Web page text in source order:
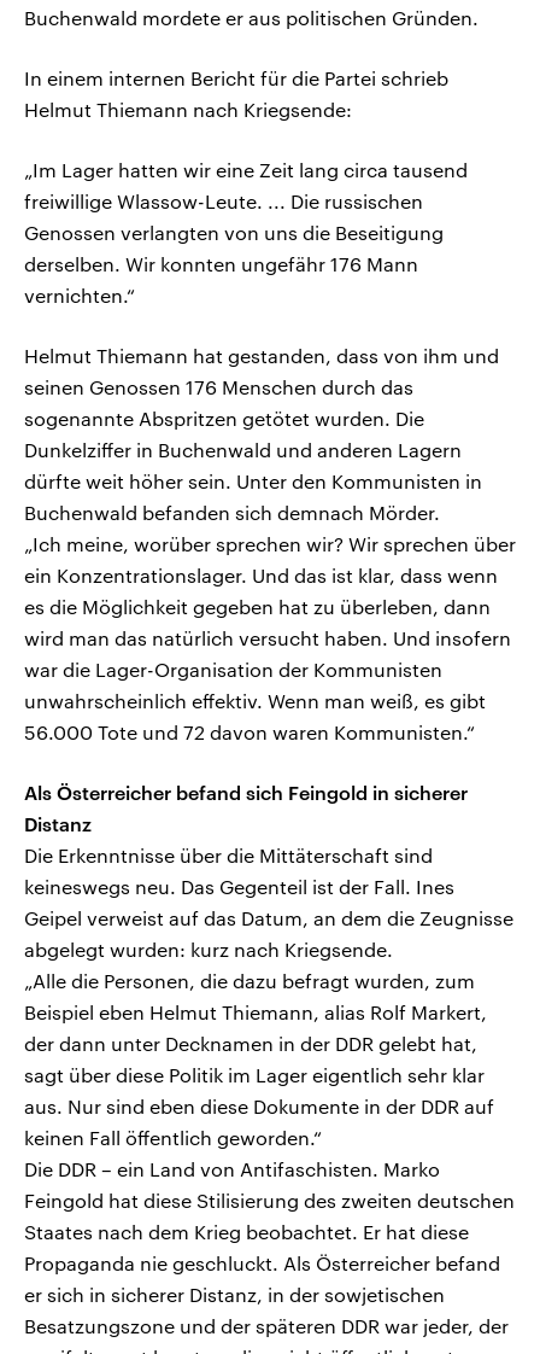
Buchenwald mordete er aus politischen Gründen.
In einem internen Bericht für die Partei schrieb
Helmut Thiemann nach Kriegsende:
„Im Lager hatten wir eine Zeit lang circa tausend
freiwillige Wlassow-Leute. ... Die russischen
Genossen verlangten von uns die Beseitigung
derselben. Wir konnten ungefähr 176 Mann
vernichten.“
Helmut Thiemann hat gestanden, dass von ihm und
seinen Genossen 176 Menschen durch das
sogenannte Abspritzen getötet wurden. Die
Dunkelziffer in Buchenwald und anderen Lagern
dürfte weit höher sein. Unter den Kommunisten in
Buchenwald befanden sich demnach Mörder.
„Ich meine, worüber sprechen wir? Wir sprechen über
ein Konzentrationslager. Und das ist klar, dass wenn
es die Möglichkeit gegeben hat zu überleben, dann
wird man das natürlich versucht haben. Und insofern
war die Lager-Organisation der Kommunisten
unwahrscheinlich effektiv. Wenn man weiß, es gibt
56.000 Tote und 72 davon waren Kommunisten.“
Als Österreicher befand sich Feingold in sicherer
Distanz
Die Erkenntnisse über die Mittäterschaft sind
keineswegs neu. Das Gegenteil ist der Fall. Ines
Geipel verweist auf das Datum, an dem die Zeugnisse
abgelegt wurden: kurz nach Kriegsende.
„Alle die Personen, die dazu befragt wurden, zum
Beispiel eben Helmut Thiemann, alias Rolf Markert,
der dann unter Decknamen in der DDR gelebt hat,
sagt über diese Politik im Lager eigentlich sehr klar
aus. Nur sind eben diese Dokumente in der DDR auf
keinen Fall öffentlich geworden.“
Die DDR – ein Land von Antifaschisten. Marko
Feingold hat diese Stilisierung des zweiten deutschen
Staates nach dem Krieg beobachtet. Er hat diese
Propaganda nie geschluckt. Als Österreicher befand
er sich in sicherer Distanz, in der sowjetischen
Besatzungszone und der späteren DDR war jeder, der